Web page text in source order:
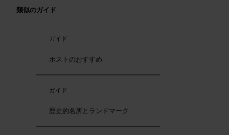
類似のガイド
ガイド
ホストのおすすめ
ガイド
歴史的名所とランドマーク